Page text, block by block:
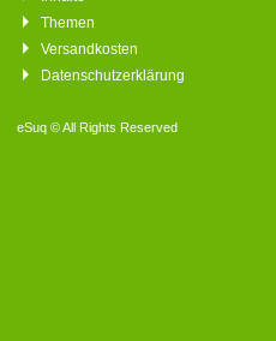
Themen
Versandkosten
Datenschutzerklärung
eSuq © All Rights Reserved